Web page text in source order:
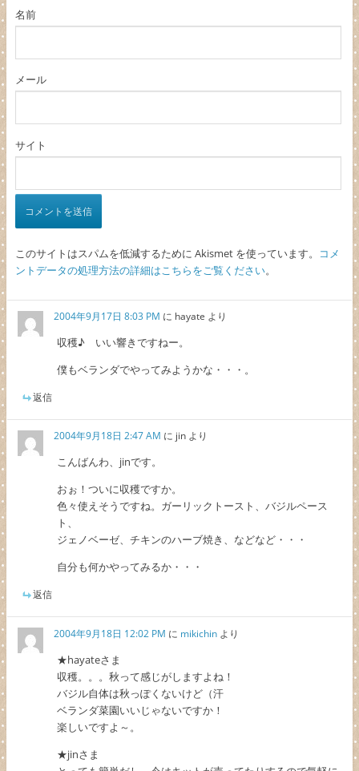
名前
メール
サイト
このサイトはスパムを低減するために Akismet を使っています。
コメ
ントデータの処理方法の詳細はこちらをご覧ください。
2004年9月17日 8:03 PM に hayate より
収穫♪ いい響きですねー。
僕もベランダでやってみようかな・・・。
返信
2004年9月18日 2:47 AM に jin より
こんばんわ、jinです。
おぉ！ついに収穫ですか。
色々使えそうですね。ガーリックトースト、バジルペース
ト、
ジェノベーゼ、チキンのハーブ焼き、などなど・・・
自分も何かやってみるか・・・
返信
2004年9月18日 12:02 PM に mikichin より
★hayateさま
収穫。。。秋って感じがしますよね！
バジル自体は秋っぽくないけど（汗
ベランダ菜園いいじゃないですか！
楽しいですよ～。
★jinさま